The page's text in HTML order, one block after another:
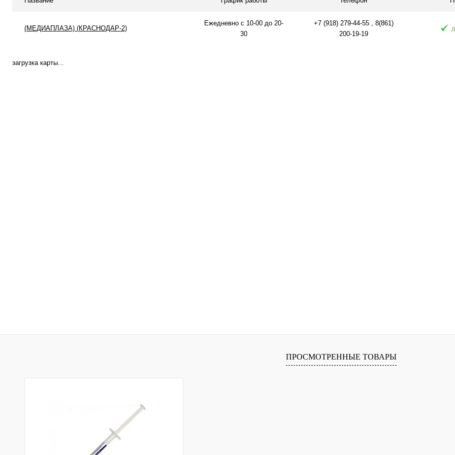
(МЕДИАПЛАЗА) (КРАСНОДАР-2)
Ежедневно с 10-00 до 20-
30
+7 (918) 279-44-55 , 8(861)
200-19-19
загрузка карты...
ПРОСМОТРЕННЫЕ ТОВАРЫ